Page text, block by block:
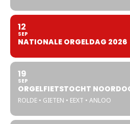
12
SEP
NATIONALE ORGELDAG 2026
19
SEP
ORGELFIETSTOCHT
ROLDE • GIETEN • EEXT • ANLOO